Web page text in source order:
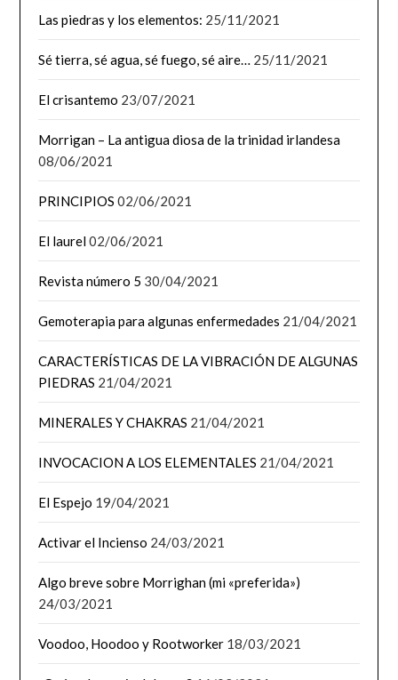
Las piedras y los elementos: 25/11/2021
Sé tierra, sé agua, sé fuego, sé aire… 25/11/2021
El crisantemo 23/07/2021
Morrigan – La antigua diosa de la trinidad irlandesa
08/06/2021
PRINCIPIOS 02/06/2021
El laurel02/06/2021
Revista número 5 30/04/2021
Gemoterapia para algunas enfermedades 21/04/2021
CARACTERÍSTICAS DE LA VIBRACIÓN DE ALGUNAS
PIEDRAS 21/04/2021
MINERALES Y CHAKRAS 21/04/2021
INVOCACION A LOS ELEMENTALES 21/04/2021
El Espejo 19/04/2021
Activar el Incienso 24/03/2021
Algo breve sobre Morrighan (mi «preferida»)
24/03/2021
Voodoo, Hoodoo y Rootworker 18/03/2021